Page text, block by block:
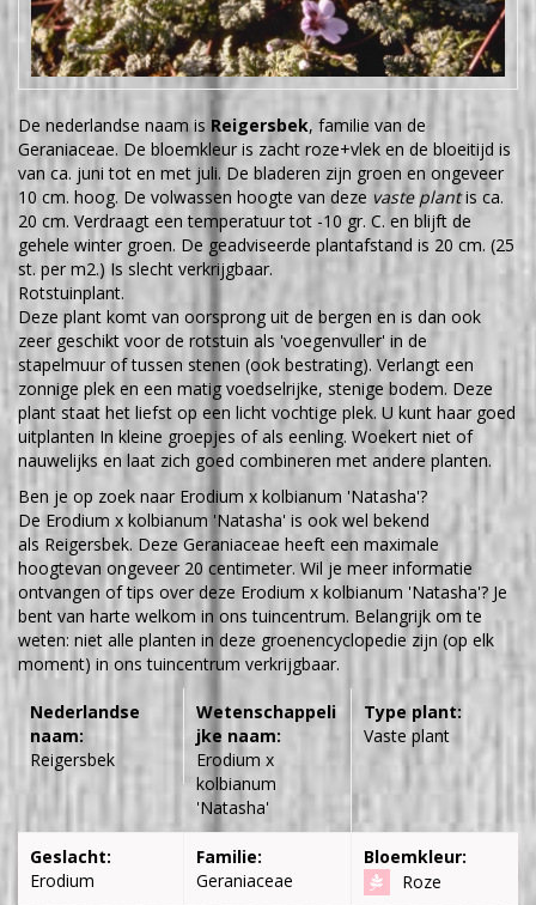
De nederlandse naam is Reigersbek, familie van de
Geraniaceae. De bloemkleur is zacht roze+vlek en de bloeitijd is
van ca. juni tot en met juli. De bladeren zijn groen en ongeveer
10 cm. hoog. De volwassen hoogte van deze vaste plantis ca.
20 cm. Verdraagt een temperatuur tot -10 gr. C. en blijft de
gehele winter groen. De geadviseerde plantafstand is 20 cm. (25
st. per m2.) Is slecht verkrijgbaar.
Rotstuinplant.
Deze plant komt van oorsprong uit de bergen en is dan ook
zeer geschikt voor de rotstuin als 'voegenvuller' in de
stapelmuur of tussen stenen (ook bestrating). Verlangt een
zonnige plek en een matig voedselrijke, stenige bodem. Deze
plant staat het liefst op een licht vochtige plek. U kunt haar goed
uitplanten In kleine groepjes of als eenling. Woekert niet of
nauwelijks en laat zich goed combineren met andere planten.
Ben je op zoek naar Erodium x kolbianum 'Natasha'?
De Erodium x kolbianum 'Natasha' is ook wel bekend
als Reigersbek. Deze Geraniaceae heeft een maximale
hoogtevan ongeveer 20 centimeter. Wil je meer informatie
ontvangen of tips over deze Erodium x kolbianum 'Natasha'? Je
bent van harte welkom in ons tuincentrum. Belangrijk om te
weten: niet alle planten in deze groenencyclopedie zijn (op elk
moment) in ons tuincentrum verkrijgbaar.
Nederlandse
naam:
Reigersbek
Wetenschappeli
jke naam:
Erodium x
kolbianum
'Natasha'
Type plant:
Vaste plant
Geslacht:
Erodium
Familie:
Geraniaceae
Bloemkleur:
Roze